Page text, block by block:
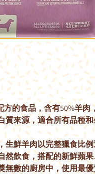
方的食品，含有50%羊
質來源，適合所有品種
生鮮羊肉以完整獵食比
然飲食，搭配的新鮮蘋
無數的廚房中，使用最